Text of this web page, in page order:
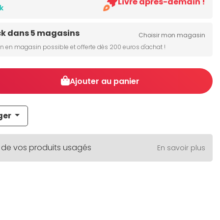
dans 5 magasins
Choisir mon magasin
en magasin possible et offerte dès 200 euros d'achat !
Ajouter au panier
de vos produits usagés En savoir plus